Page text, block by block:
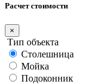
Расчет стоимости
×
Тип объекта
Столешница
Мойка
Подоконник